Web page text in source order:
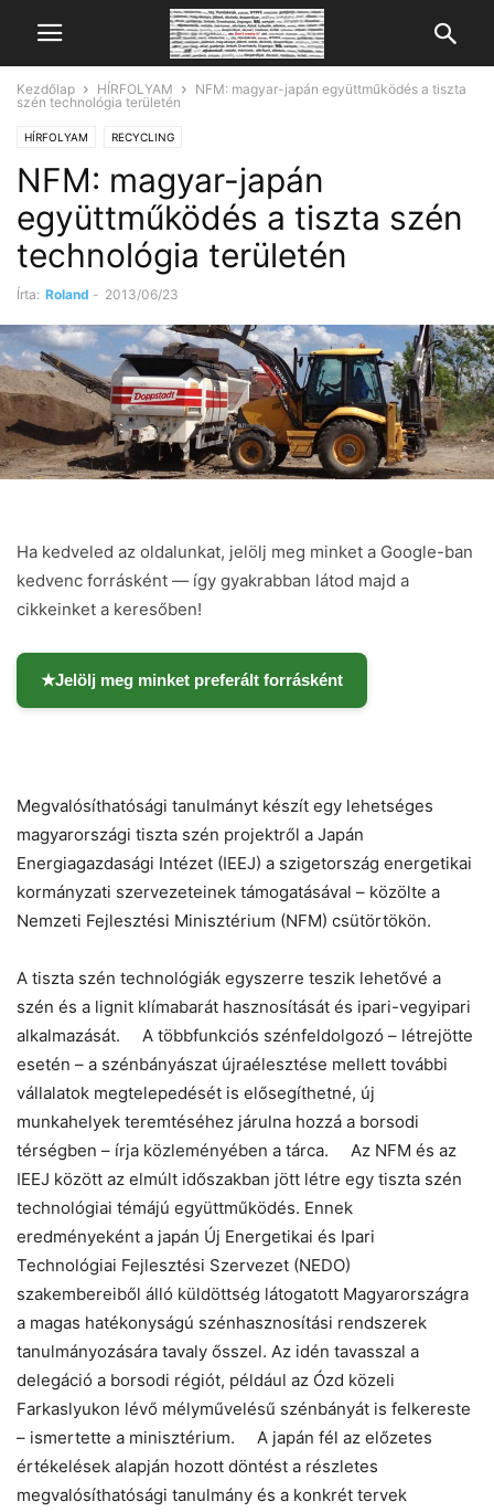
Kezdőlap HÍRFOLYAM
NFM: magyar-japán együttműködés a tiszta
szén technológia területén
HÍRFOLYAM RECYCLING
NFM: magyar-japán
együttműködés a tiszta szén
technológia területén
Írta: Roland - 2013/06/23
Ha kedveled az oldalunkat, jelölj meg minket a Google-ban
kedvenc forrásként — így gyakrabban látod majd a
cikkeinket a keresőben!
★Jelölj meg minket preferált forrásként
Megvalósíthatósági tanulmányt készít egy lehetséges
magyarországi tiszta szén projektről a Japán
Energiagazdasági Intézet (IEEJ) a szigetország energetikai
kormányzati szervezeteinek támogatásával – közölte a
Nemzeti Fejlesztési Minisztérium (NFM) csütörtökön.
A tiszta szén technológiák egyszerre teszik lehetővé a
szén és a lignit klímabarát hasznosítását és ipari-vegyipari
alkalmazását. A többfunkciós szénfeldolgozó – létrejötte
esetén – a szénbányászat újraélesztése mellett további
vállalatok megtelepedését is elősegíthetné, új
munkahelyek teremtéséhez járulna hozzá a borsodi
térségben – írja közleményében a tárca. Az NFM és az
IEEJ között az elmúlt időszakban jött létre egy tiszta szén
technológiai témájú együttműködés. Ennek
eredményeként a japán Új Energetikai és Ipari
Technológiai Fejlesztési Szervezet (NEDO)
szakembereiből álló küldöttség látogatott Magyarországra
a magas hatékonyságú szénhasznosítási rendszerek
tanulmányozására tavaly ősszel. Az idén tavasszal a
delegáció a borsodi régiót, például az Ózd közeli
Farkaslyukon lévő mélyművelésű szénbányát is felkereste
– ismertette a minisztérium. A japán fél az előzetes
értékelések alapján hozott döntést a részletes
megvalósíthatósági tanulmány és a konkrét tervek
Chat Mr wAIste
Helló! Miben segíthetek ma?